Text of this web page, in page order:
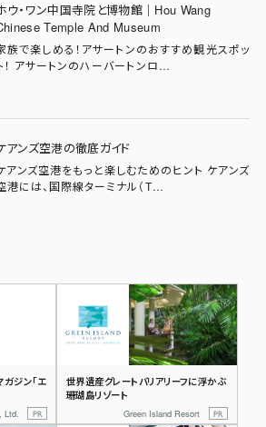
ウ・ワン中国寺院と博物館｜Hou Wang
Temple And Museum
族で楽しめる！アサートンのおすすめ観光スポッ
！ アサートンのハーバートンロ…
アンズ空港の徹底ガイド
アンズ空港をもっと楽しむためのヒント ケアンズ
港には、国際線ターミナル（T…
ガジン「エ
Ltd.
世界遺産グレートバリアリーフに浮かぶ
珊瑚島リゾート
Green Island Resort